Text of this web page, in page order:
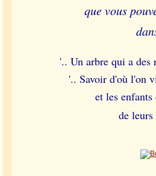
que vous
'.. Un arbre qui a des
'.. Savoir d'où l'on
et les
de